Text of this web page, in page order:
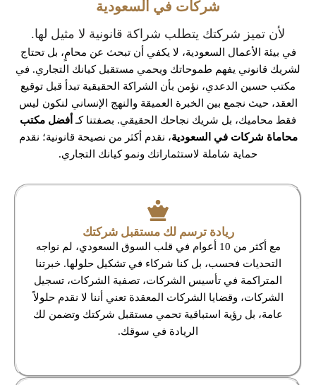
شركات في السعودية
لأن تميز شركتك يتطلب شراكة قانونية لا مثيل لها.
في بيئة الأعمال السعودية، لا يكفي أن تبحث عن محامٍ، بل تحتاج
لشريك قانوني يفهم طموحاتك ويحمي مستقبل كيانك التجاري. في
مكتب حسين الدعدي، نؤمن بأن الشراكة الحقيقية تبدأ قبل توقيع
العقد، حيث نجمع بين الخبرة العميقة والنهج الإنساني لنكون ليس
فقط محاميك، بل شريك نجاحك الحقيقي. بصفتنا كـ أفضل مكتب
محاماة شركات في السعودية، نقدم أكثر من نصيحة قانونية؛ نقدم
حماية شاملة لاستثماراتك ونمو كيانك التجاري.
ريادة ترسم لك مستقبل شركتك
مع أكثر من 10 أعوام في قلب السوق السعودي، لم نواجه
التحديات فحسب، بل كنا شركاء في تشكيل حلولها. خبرتنا
المتراكمة في تأسيس الشركات، تصفية الشركات، تسجيل
الشركات، وقضايا الشركات المعقدة تعني أننا لا نقدم حلولاً
عامة، بل رؤية استباقية تحمي مستقبل شركتك وتضمن لك
الريادة في سوقك.